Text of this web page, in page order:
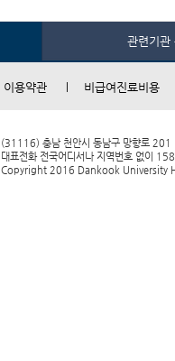
관련기관
이용약관 비급여진료비용
(31116) 충남 천안시 동남구 망향로 201
대표전화 전국어디서나 지역번호 없이
Copyright 2016 Dankook University